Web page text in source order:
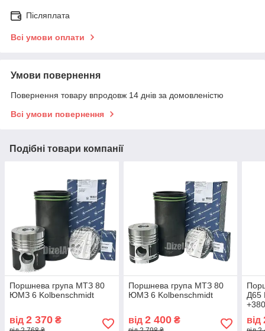
Післяплата
Всі умови оплати
Умови повернення
Повернення товару впродовж 14 днів за домовленістю
Всі умови повернення
Подібні товари компанії
Поршнева група МТЗ 80
ЮМЗ 6 Kolbenschmidt
від 2 370 ₴
Поршнева група МТЗ 80
ЮМЗ 6 Kolbenschmidt
від 2 400₴
Д65
від